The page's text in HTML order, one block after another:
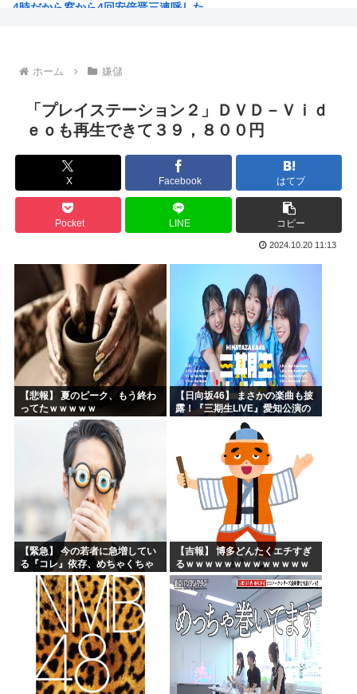
4時だから窓から4回安倍晋三連呼した
声優目指して上京したワイ、もう実家に帰ることを決意
【衝撃】 韓国人「エボシ御前の声の人、若い頃がこれかよ」
高市早苗、被爆体験者と面会するも発言を禁止し握手のみ許可...
6月の消費支出-3.3%で7か月連続マイナス 総務省「貯...
韓国人「熊本地震で見る日本の土木技術の完全勝利をご覧くだ...
海外「素晴らしい！」日本が買収したUSスチール驚異の大復...
NARUTO、ここにきてガチで復権してしまう w w w...
海外「まるでタイムスリップしたみたいだ…！」日本の江戸時...
【衝撃】 韓国人「エボシ御前の声の人、若い頃がこれかよ」
首相官邸「高市総理の映像を悪用した偽サイトに注意してくだ...
ヤニネコに一つだけ文句言わせてくれ
声優、なんかAIに勝ちそう。「声も「人格の象徴」明記、法...
ホーム 嫌儲
「プレイステーション２」ＤＶＤ－Ｖｉｄ
ｅｏも再生できて３９，８００円
X Facebook はてブ
Pocket LINE コピー
2024.10.20 11:13
【悲報】 夏のピーク、もう終わ
ってたｗｗｗｗｗ
【日向坂46】 まさかの楽曲も披
露！『三期生LIVE』愛知公演の
【緊急】 今の若者に急増してい
る『コレ』依存、めちゃくちゃ
深刻な模様w w w w w w w w w w
【吉報】 博多どんたくエチすぎ
るｗｗｗｗｗｗｗｗｗｗｗｗｗ
ｗｗ